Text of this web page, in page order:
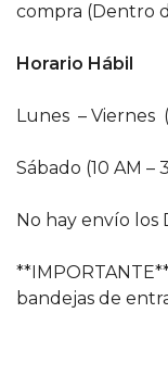
compra (Dentro
Horario Hábil
Lunes – Viernes
Sábado (10 AM –
No hay envío los
bandejas de